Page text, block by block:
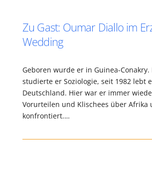
Zu Gast: Oumar Diallo im
Wedding
Geboren wurde er in Guinea-Conakry.
studierte er Soziologie, seit 1982 lebt
Deutschland. Hier war er immer
Vorurteilen und Klischees über Afrika
konfrontiert.…